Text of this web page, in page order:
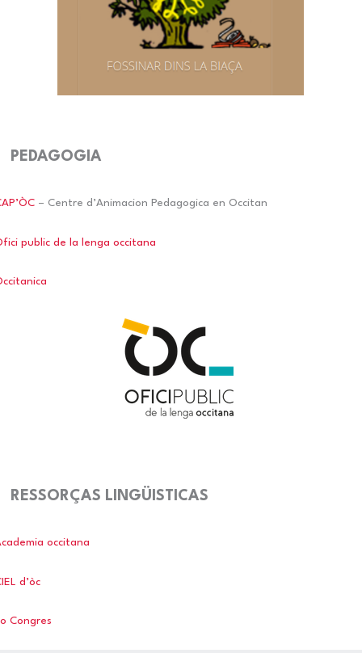
PEDAGOGIA
– Centre d’Animacion Pedagogica en Occitan
public de la lenga occitana
RESSORÇAS LINGÜISTICAS
occitana
d’òc
Congres